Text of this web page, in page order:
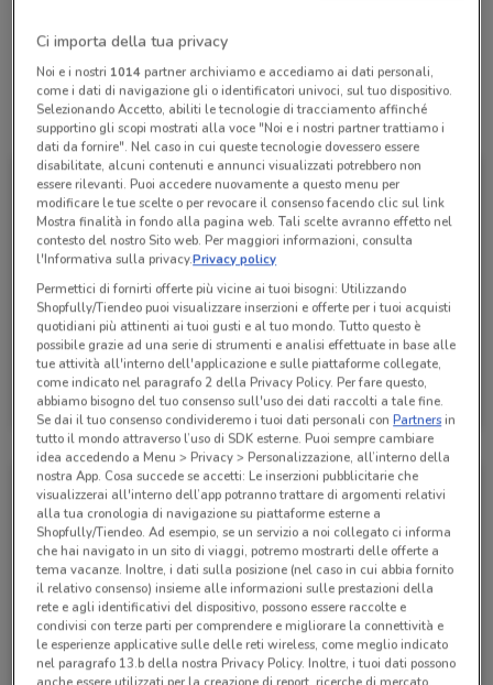
Ok Il Viaggio E'Giusto
Tutte le promozioni di questo negozio
Alpitour
Scade il 31/01 353 m
Ci importa della tua privacy
Noi e i nostri 1014partner archiviamo e accediamo ai dati personali,
come i dati di navigazione gli o identificatori univoci, sul tuo dispositivo.
Selezionando Accetto, abiliti le tecnologie di tracciamento affinché
supportino gli scopi mostrati alla voce "Noi e i nostri partner trattiamo i
dati da fornire". Nel caso in cui queste tecnologie dovessero essere
disabilitate, alcuni contenuti e annunci visualizzati potrebbero non
essere rilevanti. Puoi accedere nuovamente a questo menu per
modificare le tue scelte o per revocare il consenso facendo clic sul link
Mostra finalità in fondo alla pagina web. Tali scelte avranno effetto nel
contesto del nostro Sito web. Per maggiori informazioni, consulta
l'Informativa sulla privacy.Privacy policy
Permettici di fornirti offerte più vicine ai tuoi bisogni: Utilizzando
Shopfully/Tiendeo puoi visualizzare inserzioni e offerte per i tuoi acquisti
quotidiani più attinenti ai tuoi gusti e al tuo mondo. Tutto questo è
possibile grazie ad una serie di strumenti e analisi effettuate in base alle
tue attività all'interno dell'applicazione e sulle piattaforme collegate,
come indicato nel paragrafo 2 della Privacy Policy. Per fare questo,
abbiamo bisogno del tuo consenso sull'uso dei dati raccolti a tale fine.
Se dai il tuo consenso condivideremo i tuoi dati personali conPartnersin
tutto il mondo attraverso l’uso di SDK esterne. Puoi sempre cambiare
idea accedendo a Menu > Privacy > Personalizzazione, all’interno della
nostra App. Cosa succede se accetti: Le inserzioni pubblicitarie che
visualizzerai all'interno dell’app potranno trattare di argomenti relativi
alla tua cronologia di navigazione su piattaforme esterne a
Shopfully/Tiendeo. Ad esempio, se un servizio a noi collegato ci informa
che hai navigato in un sito di viaggi, potremo mostrarti delle offerte a
tema vacanze. Inoltre, i dati sulla posizione (nel caso in cui abbia fornito
il relativo consenso) insieme alle informazioni sulle prestazioni della
rete e agli identificativi del dispositivo, possono essere raccolte e
condivisi con terze parti per comprendere e migliorare la connettività e
le esperienze applicative sulle delle reti wireless, come meglio indicato
nel paragrafo 13.b della nostra Privacy Policy. Inoltre, i tuoi dati possono